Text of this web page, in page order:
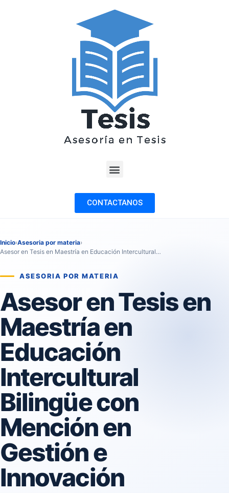
CONTACTANOS
Inicio›Asesoria por materia›
Asesor en Tesis en Maestría en Educación Intercultural…
ASESORIA POR MATERIA
Asesor en Tesis en
Maestría en
Educación
Intercultural
Bilingüe con
Mención en
Gestión e
Innovación